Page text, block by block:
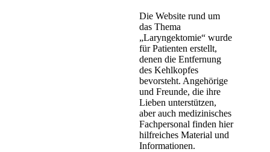
Die Website rund um
das Thema
„Laryngektomie“ wurde
für Patienten erstellt,
denen die Entfernung
des Kehlkopfes
bevorsteht. Angehörige
und Freunde, die ihre
Lieben unterstützen,
aber auch medizinisches
Fachpersonal finden hier
hilfreiches Material und
Informationen.